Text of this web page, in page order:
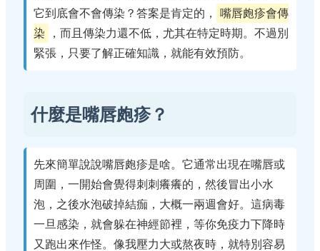
它到底會不會傳染？答案是肯定的，
嘴唇皰疹會傳
染
，而且傳染力還不低，尤其在特定時期。不過別
緊張，只要了解正確知識，就能有效預防。
什麼是嘴唇皰疹？
先來簡單說說嘴唇皰疹是啥。它通常出現在嘴唇或
周圍，一開始會覺得刺刺癢癢的，然後冒出小水
泡，之後水泡破掉結痂，大概一兩週會好。這病毒
一旦感染，就會躲在神經節裡，等你免疫力下降時
又跑出來作怪。像我壓力大或熬夜時，就特別容易